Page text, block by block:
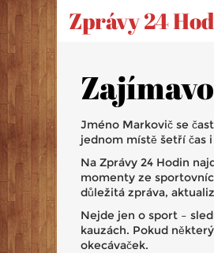
Zprávy 24
Jméno Markovič se
jednom místě šetří čas
Na Zprávy 24 Hodin
momenty ze
důležitá zpráva,
Nejde jen o sport –
kauzách. Pokud
okecávaček.